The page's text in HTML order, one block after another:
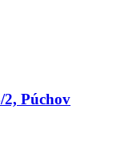
Púchov